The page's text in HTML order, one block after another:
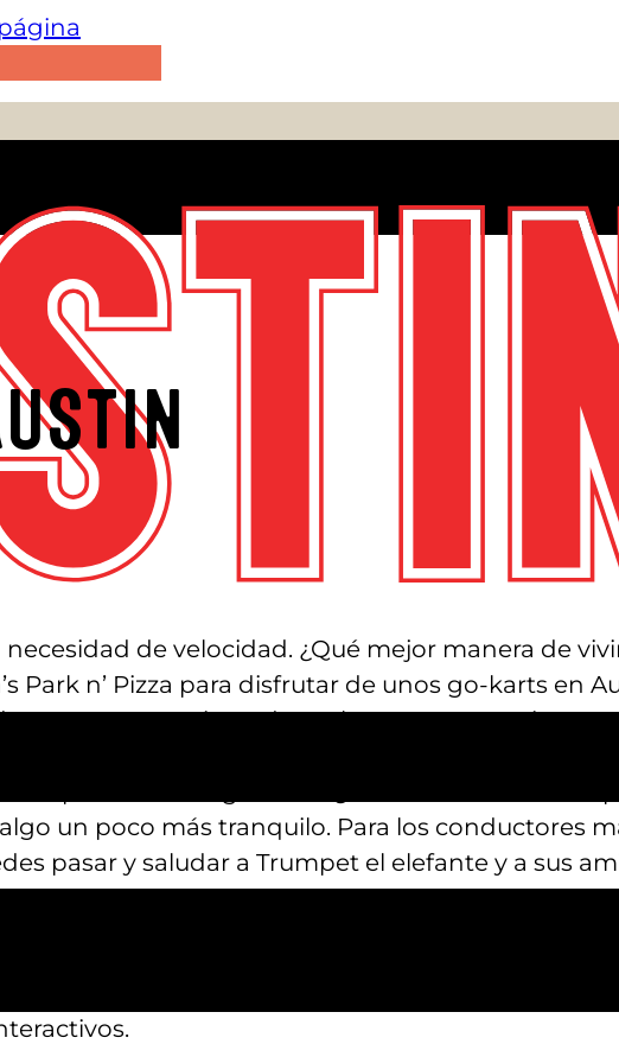
de velocidad. ¿Qué mejor manera de
Park n’ Pizza para disfrutar de unos go-karts en
nuestras tres pistas de go-karts. Hay una pista
la pista con neumáticos de competición anchos, y
profesional a gasolina. ¿Todavía no estás listo
un poco más tranquilo. Para los conductores
pasar y saludar a Trumpet el elefante y a sus
te limitas a los go-karts en Austin, puedes escalar
las jaulas de bateo, dar vueltas en el carrusel de
experimentar una película o un juego en 7D